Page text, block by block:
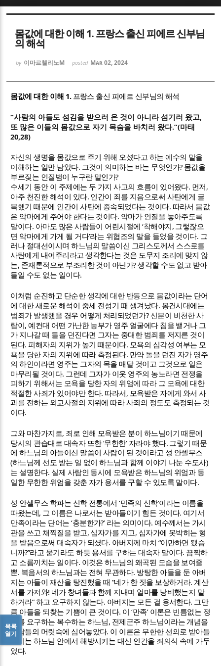
몸값에 대한 이해 1. 프랑스 출신 피에르 신부님
의 해석
by 이마르첼리노M posted Mar 02, 2024
몸값에 대한 이해 1. 프랑스 출신 피에르 신부님의 해석
“사람의 아들도 섬김을 받으러 온 것이 아니라 섬기러 왔고,
또 많은 이들의 몸값으로 자기 목숨을 바치러 왔다.”(마태
20,28)
자신의 생명을 몸값으로 주기 위해 오셨다고 하는 예수의 말을
이해하는 일만 남았다. 그것이 의미하는 바는 무엇인가? 몸값을
부르짖는 인질범이 누구란 말인가?
수세기 동안 이 주제에는 두 가지 사고의 흐름이 있어왔다. 먼저 ,
아주 천진한 해석이 있다. 인간이 죄를 지음으로써 사탄에게 굴
복했기 때문에 인간이 사탄에 종속되었다는 것이다. 따라서 몸값
은 악마에게 주어야 한다는 것이다. 악마가 인질을 놓아주도록
말이다. 아마도 많은 사람들이 어린시절에‘착해야지 , 그렇잖으
면 악마에게 가게 될 거다’라는 위협조의 말을 들었을 것이다. 그
러나 절대선이시며 하느님의 말씀이신 그리스도께서 스스로를
사탄에게 내어주리라고 생각한다는 것은 도무지 조리에 맞지 않
는, 존재론적으로 부조리한 것이 아닌가?생각할 수도 없고 받아
들일 수도 없는 일이다.
이처럼 순진하고 단순한 생각에 대한 반동으로 몸값이라는 단어
에 대한 새로운 해석이 중세 전성기 때 생겨났다. 봉건시대에는
범죄가 발생했을 경우 어떻게 처리되었던가? 신분이 비천한 사
람이 ,예컨대 어떤 가난한 농부가 영주 얼굴에다 침을 뱉거나 그
가 지나갈 때 돌을 던진다면 그자는 중대한 범죄를 저지른 것이
된다. 피해자의 지위가 높기 때문이다. 모욕의 심각성 여부는 모
욕을 당한 자의 지위에 따라 측정된다. 만약 돌을 던진 자가 영주
의 하인이라면 영주는 그자의 목을 매달 것이고 그것으로 일은
마무리될 것이다. 그런데 그자가 이웃 영주의 농노라면 전쟁을
피하기 위해서는 모욕을 당한 자의 위엄에 따라 그 모욕에 대한
적절한 사죄가 있어야만 한다. 따라서 , 모욕받은 자에게 와서 사
과를 전하는 외교사절의 지위에 따라 사죄의 정도도 측정되는 것
이다.
그와 마찬가지로, 죄로 인해 모욕받은 분이 하느님이기 때문에
당시의 관습대로 대속자 또한‘무한한’ 자라야 했다. 그렇기 때문
에 하느님의 아들이신 말씀이 사람이 된 것이라고 성 안셀무스
(하느님께 선도 받는 일 없이 하느님과 함께 이야기 나눈 수도사)
는 설명한다. 실제 사람인 동시에 모욕받은 하느님의 위엄과 동
일한 무한한 위엄을 갖춘 자가 용서를 구할 수 있도록 말이다.
성 안셀무스 학파는 신학 전통에서‘민족의 신학’이라는 이름을
따왔는데 , 그 이름은 나로서는 받아들이기 힘든 것이다. 여기서
만족이라는 단어는‘충분한가?’ 라는 의미이다.예수께서는 가시
관을 쓰고 채찍질을 받고, 십자가를 지고, 십자가에 못박히는 형
을 받음으로써 대속자가 되셨다. 아버지께 마치 “이만하면 됐습
니까?”라고 묻기라도 하듯 용서를 구하는 대속자 말이다. 끔찍하
고 소름끼치는 일이다. 이것은 하느님의 왜곡된 모습을 보여줄
뿐. 복음서의 하느님과는 전혀 무관하다. 방탕한 아들을 둔 아버
지는 아들이 재산을 탕진했을 때 “네가 한 짓을 보상하거라. 계산
서를 가져와! 네가 창녀들과 함께 지내며 얼마를 낭비했는지 말
하거라”하고 요구하지 않는다. 아버지는 모든 걸 용서한다. 그만
큼 아들을 되찾는 기쁨이 큰 것이다. 이‘만족’ 이론은 빈틈없는 정
의를 요구하는 복수하는 하느님, 전제군주 하느님이라는 개념을
사람들의 머릿속에 심어놓았다. 이 이론은 무한한 선의로 받아들
이시는 하느님 안에서 해방시키는 대신 인간을 죄의식 속에 가두
었다.
목록
열기
Sketchbook5, 스케치북5
Sketchbook5, 스케치북5
Sketchbook5, 스케치북5
Sketchbook5, 스케치북5